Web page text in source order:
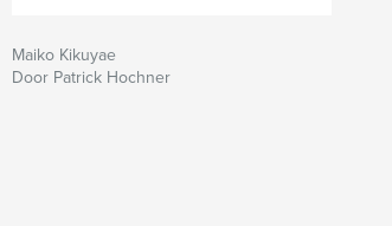
Maiko Kikuyae
Door Patrick Hochner